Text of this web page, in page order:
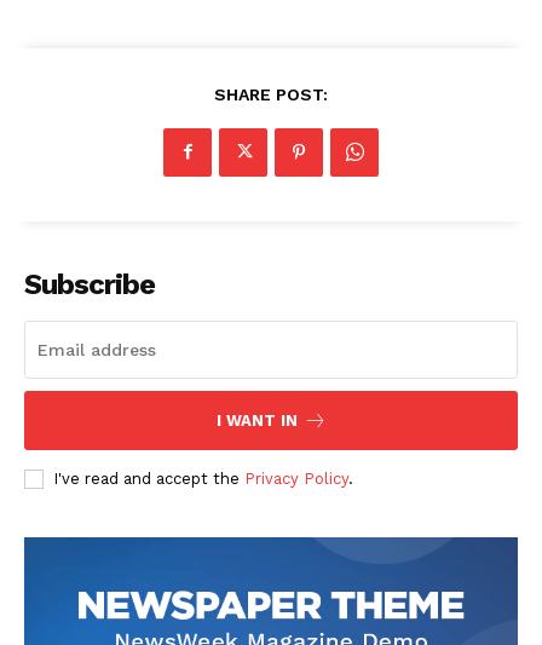
SHARE POST:
Subscribe
I WANT IN
I've read and accept the Privacy Policy.